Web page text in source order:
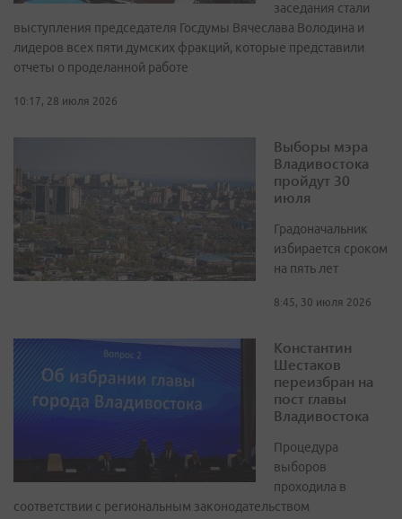
заседания стали
выступления председателя Госдумы Вячеслава Володина и
лидеров всех пяти думских фракций, которые представили
отчеты о проделанной работе
10:17, 28 июля 2026
Выборы мэра
Владивостока
пройдут 30
июля
Градоначальник
избирается сроком
на пять лет
8:45, 30 июля 2026
Константин
Шестаков
переизбран на
пост главы
Владивостока
Процедура
выборов
проходила в
соответствии с региональным законодательством